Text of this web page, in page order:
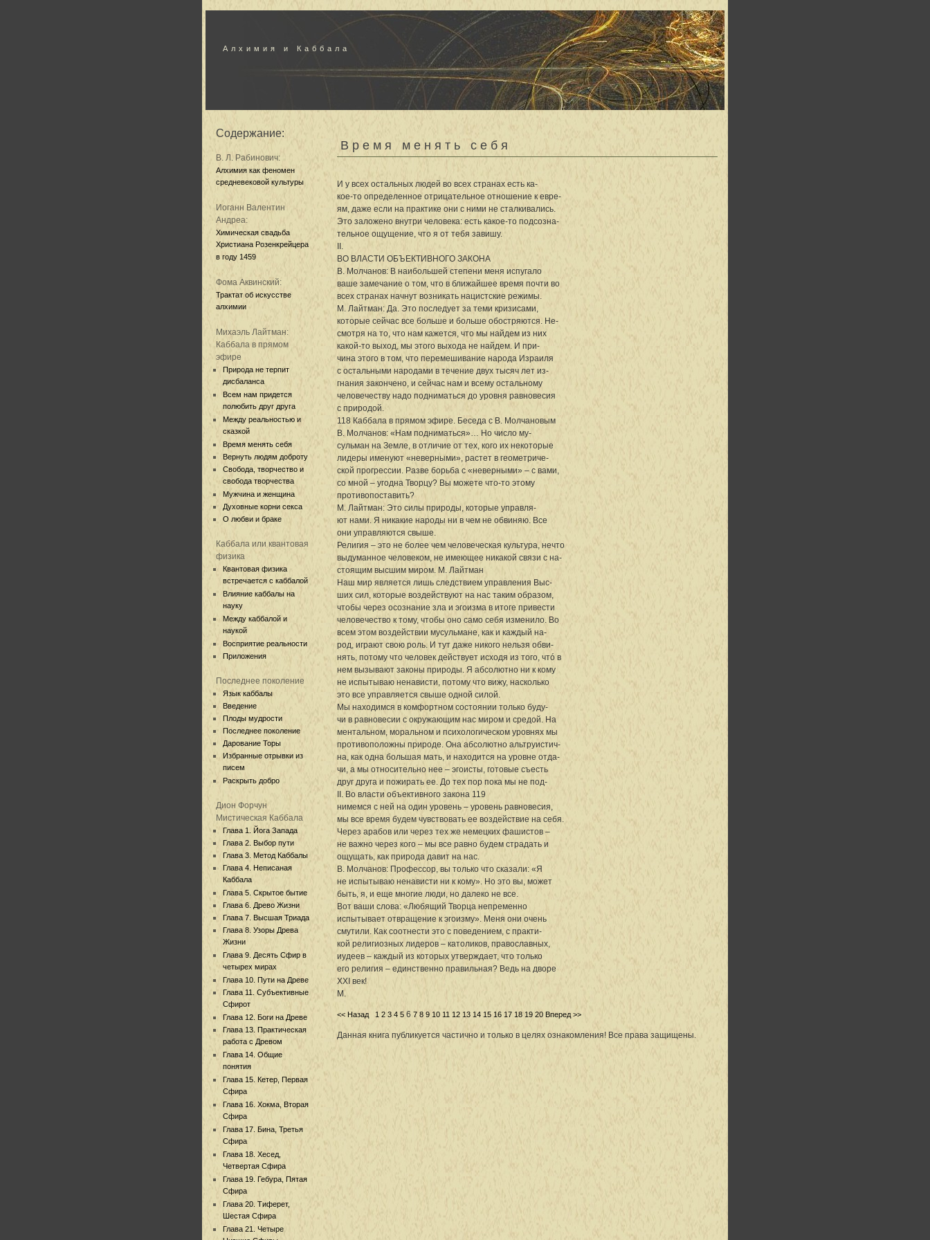
Алхимия и Каббала
Содержание:
В. Л. Рабинович:
Алхимия как феномен
средневековой культуры
Иоганн Валентин
Андреа:
Химическая свадьба
Христиана Розенкрейцера
в году 1459
Фома Аквинский:
Трактат об искусстве
алхимии
Михаэль Лайтман:
Каббала в прямом
эфире
Природа не терпит
дисбаланса
Всем нам придется
полюбить друг друга
Между реальностью и
сказкой
Время менять себя
Вернуть людям доброту
Свобода, творчество и
свобода творчества
Мужчина и женщина
Духовные корни секса
О любви и браке
Каббала или квантовая
физика
Квантовая физика
встречается с каббалой
Влияние каббалы на
науку
Между каббалой и
наукой
Восприятие реальности
Приложения
Последнее поколение
Язык каббалы
Введение
Плоды мудрости
Последнее поколение
Дарование Торы
Избранные отрывки из
писем
Раскрыть добро
Дион Форчун
Мистическая Каббала
Глава 1. Йога Запада
Глава 2. Выбор пути
Глава 3. Метод Каббалы
Глава 4. Неписаная
Каббала
Глава 5. Скрытое бытие
Глава 6. Древо Жизни
Глава 7. Высшая Триада
Глава 8. Узоры Древа
Жизни
Глава 9. Десять Сфир в
четырех мирах
Глава 10. Пути на Древе
Глава 11. Субъективные
Сфирот
Глава 12. Боги на Древе
Глава 13. Практическая
работа с Древом
Глава 14. Общие
понятия
Глава 15. Кетер, Первая
Сфира
Глава 16. Хокма, Вторая
Сфира
Глава 17. Бина, Третья
Сфира
Глава 18. Хесед,
Четвертая Сфира
Глава 19. Гебура, Пятая
Сфира
Глава 20. Тиферет,
Шестая Сфира
Глава 21. Четыре
Время менять себя
И у всех остальных людей во всех странах есть ка-
кое-то определенное отрицательное отношение к евре-
ям, даже если на практике они с ними не сталкивались.
Это заложено внутри человека: есть какое-то подсозна-
тельное ощущение, что я от тебя завишу.
II.
ВО ВЛАСТИ ОБЪЕКТИВНОГО ЗАКОНА
В. Молчанов: В наибольшей степени меня испугало
ваше замечание о том, что в ближайшее время почти во
всех странах начнут возникать нацистские режимы.
М. Лайтман: Да. Это последует за теми кризисами,
которые сейчас все больше и больше обостряются. Не-
смотря на то, что нам кажется, что мы найдем из них
какой-то выход, мы этого выхода не найдем. И при-
чина этого в том, что перемешивание народа Израиля
с остальными народами в течение двух тысяч лет из-
гнания закончено, и сейчас нам и всему остальному
человечеству надо подниматься до уровня равновесия
с природой.
118 Каббала в прямом эфире. Беседа с В. Молчановым
В. Молчанов: «Нам подниматься»… Но число му-
сульман на Земле, в отличие от тех, кого их некоторые
лидеры именуют «неверными», растет в геометриче-
ской прогрессии. Разве борьба с «неверными» – с вами,
со мной – угодна Творцу? Вы можете что-то этому
противопоставить?
М. Лайтман: Это силы природы, которые управля-
ют нами. Я никакие народы ни в чем не обвиняю. Все
они управляются свыше.
Религия – это не более чем человеческая культура, нечто
выдуманное человеком, не имеющее никакой связи с на-
стоящим высшим миром. М. Лайтман
Наш мир является лишь следствием управления Выс-
ших сил, которые воздействуют на нас таким образом,
чтобы через осознание зла и эгоизма в итоге привести
человечество к тому, чтобы оно само себя изменило. Во
всем этом воздействии мусульмане, как и каждый на-
род, играют свою роль. И тут даже никого нельзя обви-
нять, потому что человек действует исходя из того, чтó в
нем вызывают законы природы. Я абсолютно ни к кому
не испытываю ненависти, потому что вижу, насколько
это все управляется свыше одной силой.
Мы находимся в комфортном состоянии только буду-
чи в равновесии с окружающим нас миром и средой. На
ментальном, моральном и психологическом уровнях мы
противоположны природе. Она абсолютно альтруистич-
на, как одна большая мать, и находится на уровне отда-
чи, а мы относительно нее – эгоисты, готовые съесть
друг друга и пожирать ее. До тех пор пока мы не под-
II. Во власти объективного закона 119
нимемся с ней на один уровень – уровень равновесия,
мы все время будем чувствовать ее воздействие на себя.
Через арабов или через тех же немецких фашистов –
не важно через кого – мы все равно будем страдать и
ощущать, как природа давит на нас.
В. Молчанов: Профессор, вы только что сказали: «Я
не испытываю ненависти ни к кому». Но это вы, может
быть, я, и еще многие люди, но далеко не все.
Вот ваши слова: «Любящий Творца непременно
испытывает отвращение к эгоизму». Меня они очень
смутили. Как соотнести это с поведением, с практи-
кой религиозных лидеров – католиков, православных,
иудеев – каждый из которых утверждает, что только
его религия – единственно правильная? Ведь на дворе
XXI век!
М.
<< Назад 1 2 3 4 5 6 7 8 9 10 11 12 13 14 15 16 17 18 19 20 Вперед >>
Данная книга публикуется частично и только в целях ознакомления! Все права защищены.